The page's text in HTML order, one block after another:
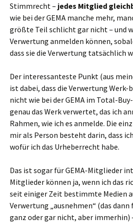
Stimmrecht – jedes Mitglied
wie bei der GEMA manche mehr,
größte Teil schlicht gar nicht – und
Verwertung anmelden können,
dass sie die Verwertung tatsächlich
Der interessanteste Punkt (aus
ist dabei, dass die Verwertung
nicht wie bei der GEMA im Total-
genau das Werk verwertet, das ich
Rahmen, wie ich es anmelde. Die
mir als Person besteht darin, dass
wofür ich das Urheberrecht habe.
Das ist sogar für GEMA-Mitglieder
Mitglieder können ja, wenn ich das
seit einiger Zeit bestimmte Medien
Verwertung „ausnehmen“ (das
ganz oder gar nicht, aber immerhin)